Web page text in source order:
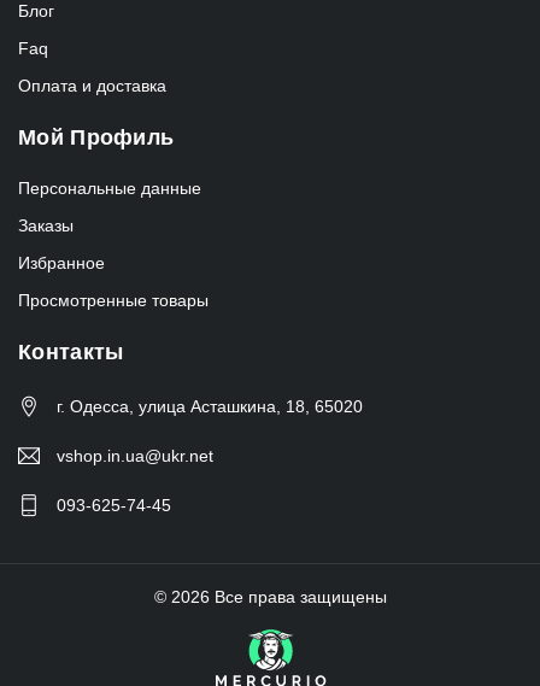
Блог
Faq
Оплата и доставка
Мой Профиль
Персональные данные
Заказы
Избранное
Просмотренные товары
Контакты
г. Одесса, улица Асташкина, 18, 65020
vshop.in.ua@ukr.net
093-625-74-45
© 2026 Все права защищены